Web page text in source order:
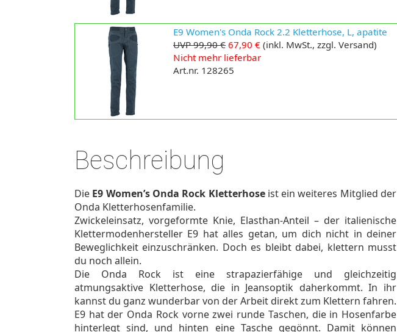
E9 Women's Onda Rock 2.2 Kletterhose, L, apatite
UVP 99,90 € 67,90 € (inkl. MwSt., zzgl. Versand)
Nicht mehr lieferbar
Art.nr. 128265
Beschreibung
Die E9 Women’s Onda Rock Kletterhoseist ein weiteres Mitglied der
Onda Kletterhosenfamilie.
Zwickeleinsatz, vorgeformte Knie, Elasthan-Anteil – der italienische
Klettermodenhersteller E9 hat alles getan, um dich nicht in deiner
Beweglichkeit einzuschränken. Doch es bleibt dabei, klettern musst
du noch allein.
Die Onda Rock ist eine strapazierfähige und gleichzeitig
atmungsaktive Kletterhose, die in Jeansoptik daherkommt. In ihr
kannst du ganz wunderbar von der Arbeit direkt zum Klettern fahren.
E9 hat der Onda Rock vorne zwei runde Taschen, die in Hosenfarbe
hinterlegt sind, und hinten eine Tasche gegönnt. Damit können